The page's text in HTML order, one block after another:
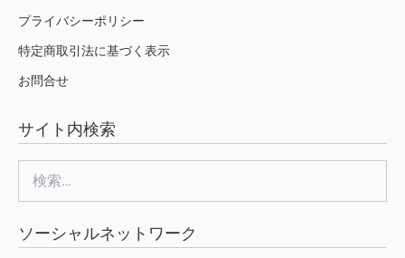
プライバシーポリシー
特定商取引法に基づく表示
お問合せ
サイト内検索
索:
ソーシャルネットワーク